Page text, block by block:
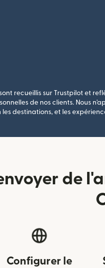
recueillis sur Trustpilot et
de nos clients. Nous
les destinations, et les
de
Configurer le